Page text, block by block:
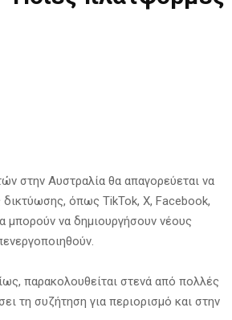
στην Αυστραλία θα απαγορεύεται να
όπως TikTok, X, Facebook,
μπορούν να δημιουργήσουν νέους
παρακολουθείται στενά από πολλές
τη συζήτηση για περιορισμό και στην